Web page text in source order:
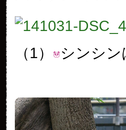
（1） シンシ